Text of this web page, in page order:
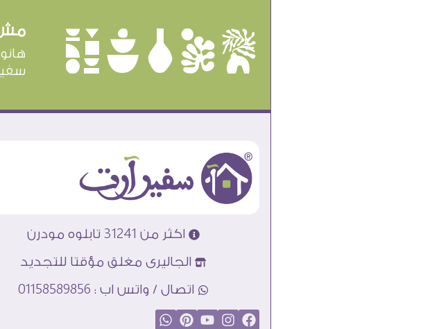
èûôçê مش
اكثر من 31241 تابلوه مودرن
الجاليرى مغلق مؤقتا للتجديد
اتصال / واتس اب : 01158589856